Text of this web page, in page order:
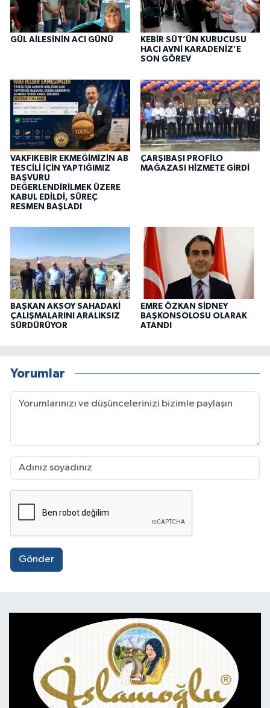
GÜL AİLESİNİN ACI GÜNÜ
KEBİR SÜT’ÜN KURUCUSU
HACI AVNİ KARADENİZ’E
SON GÖREV
VAKFIKEBİR EKMEĞİMİZİN AB
TESCİLİ İÇİN YAPTIĞIMIZ
BAŞVURU
DEĞERLENDİRİLMEK ÜZERE
KABUL EDİLDİ, SÜREÇ
RESMEN BAŞLADI
ÇARŞIBAŞI PROFİLO
MAĞAZASI HİZMETE GİRDİ
BAŞKAN AKSOY SAHADAKİ
ÇALIŞMALARINI ARALIKSIZ
SÜRDÜRÜYOR
EMRE ÖZKAN SİDNEY
BAŞKONSOLOSU OLARAK
ATANDI
Yorumlar
Gönder